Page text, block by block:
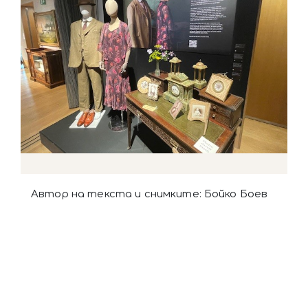
Автор на текста и снимките: Бойко Боев